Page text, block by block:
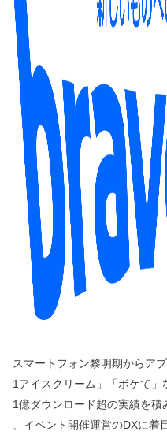
スマートフォン黎明期からア
1アイスクリーム」「ボケて
1億ダウンロード超の実績を
、イベント開催運営のDXに